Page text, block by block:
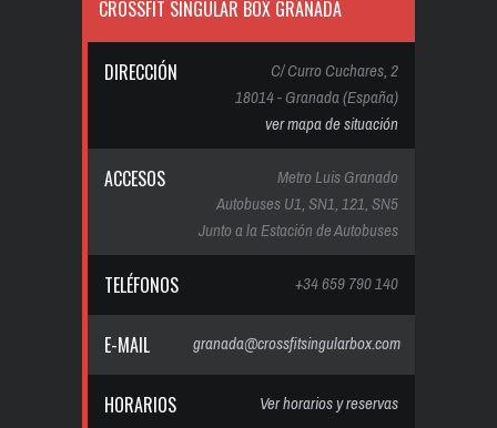
CROSSFIT SINGULAR BOX GRANADA
DIRECCIÓN
C/ Curro Cuchares, 2
18014 - Granada (España)
ver mapa de situación
ACCESOS
Metro Luis Granado
Autobuses U1, SN1, 121, SN5
Junto a la Estación de Autobuses
TELÉFONOS +34 659 790 140
E-MAIL granada@crossfitsingularbox.com
HORARIOS Ver horarios y reservas